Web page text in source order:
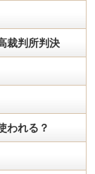
裁判所判決
われる？